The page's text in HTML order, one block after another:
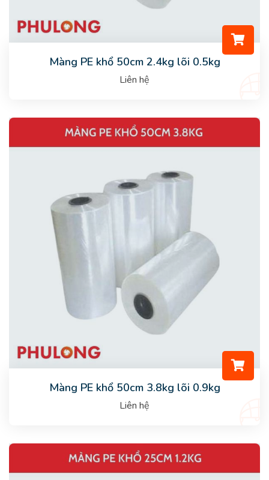
Màng PE khổ 50cm 2.4kg lõi 0.5kg
Liên hệ
Màng PE khổ 50cm 3.8kg lõi 0.9kg
Liên hệ